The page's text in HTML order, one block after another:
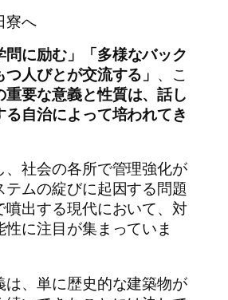
寮へ
問に励む」「多様なバック
人びとが交流する」 、こ
重要な意義と性質は、話し
自治によって培われてき
社会の各所で管理強化が
テムの綻びに起因する問題
噴出する現代において、対
に注目が集まっていま
、単に歴史的な建築物が